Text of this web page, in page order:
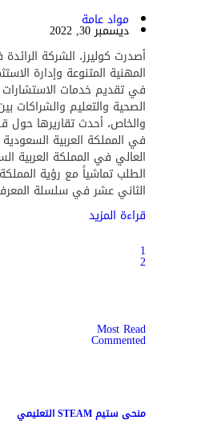
مواد عامة
ديسمبر 30, 2022
أصدرت كوليرز، الشركة
المهنية المتنوعة وإدارة
في تقديم خدمات الاستشارات
الصحية والتعليم والشراكات
والخاص، أحدث تقاريرها حول
في المملكة العربية السعودية
العالي في المملكة العربية
الثاني عشر في سلسلة
قراءة المزيد
1
2
Most Read
Commented
منحى ستيم STEAM التعليمي